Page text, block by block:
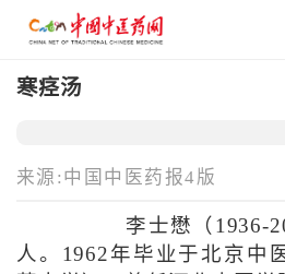
寒痉汤
来源:中国中医药报4版
李士懋（1936-
人。1962年毕业于北京中